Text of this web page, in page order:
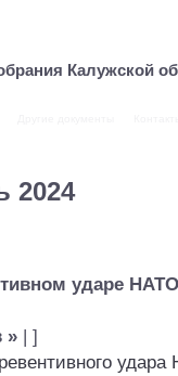
Калужской
2024
ударе
» | ]